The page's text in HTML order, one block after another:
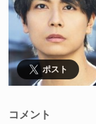
ポスト
コメント